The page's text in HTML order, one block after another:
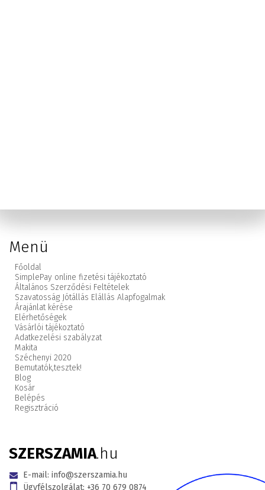
Menü
Főoldal
SimplePay online fizetési tájékoztató
Általános Szerződési Feltételek
Szavatosság Jótállás Elállás Alapfogalmak
Árajánlat kérése
Elérhetőségek
Vásárlói tájékoztató
Adatkezelési szabályzat
Makita
Széchenyi 2020
Bemutatók,tesztek!
Blog
Kosár
Belépés
Regisztráció
SZERSZAMIA.hu
E-mail: info@szerszamia.hu
Ügyfélszolgálat: +36 70 679 0874